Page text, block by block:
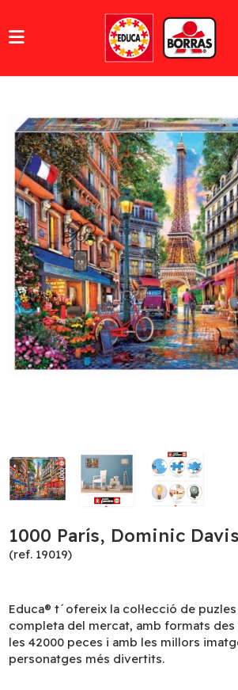
1000 París, Dominic
(ref. 19019)
Educa® t´ofereix la col·lecció de
completa del mercat, amb formats des
les 42000 peces i amb les millors
personatges més divertits.